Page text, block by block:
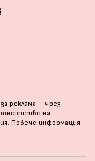
реклама – чрез
на
Повече информация